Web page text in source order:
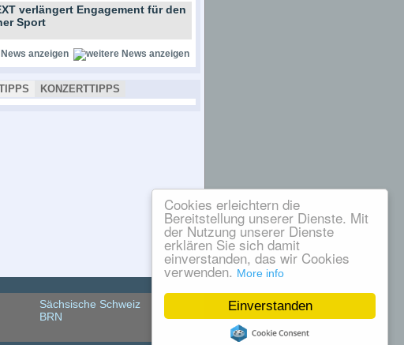
Einverstanden
Cookies erleichtern die
Bereitstellung unserer Dienste. Mit
der Nutzung unserer Dienste
erklären Sie sich damit
einverstanden, das wir Cookies
verwenden. More info
verlängert Engagement für den
Sport
anzeigen
KONZERTTIPPS
Sächsische Schweiz
BRN